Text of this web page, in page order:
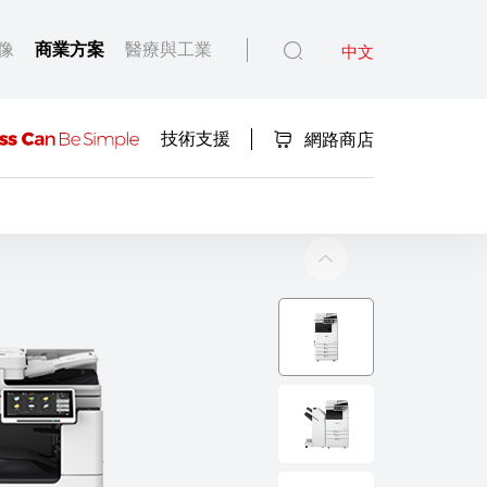
商業方案 醫療與工業 中文
技術支援 網路商店